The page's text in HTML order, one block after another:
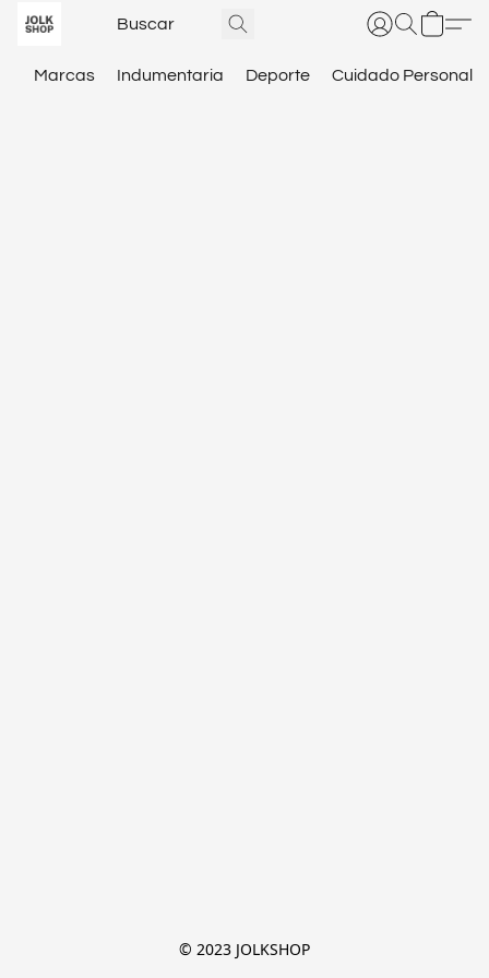
Marcas Indumentaria Deporte Cuidado Personal
© 2023 JOLKSHOP